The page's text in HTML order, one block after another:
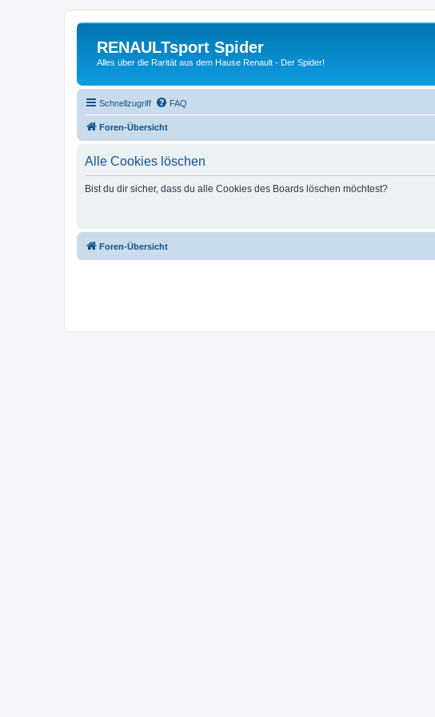
RENAULTsport Spider
Alles über die Rarität aus dem Hause Renault - Der Spider!
Schnellzugriff FAQ
Foren-Übersicht
Alle Cookies löschen
Bist du dir sicher, dass du alle Cookies des Boards löschen möchtest?
Foren-Übersicht